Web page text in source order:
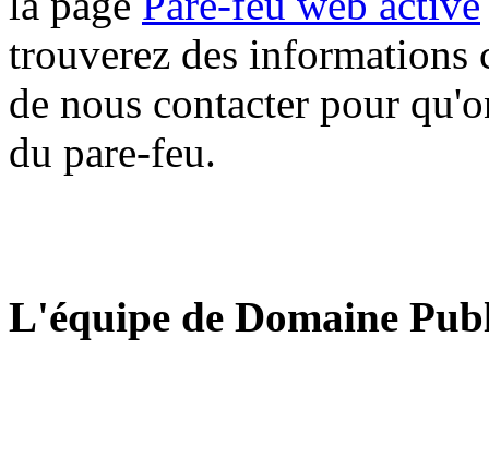
trouverez des informations
de nous contacter pour
du pare-feu.
L'équipe de Domaine